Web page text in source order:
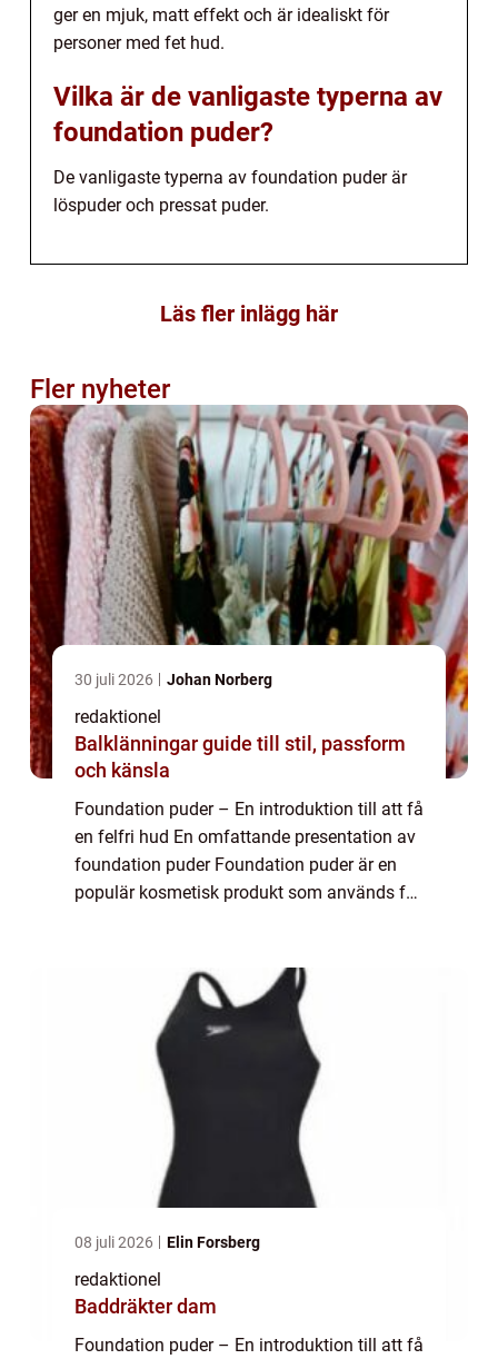
ger en mjuk, matt effekt och är idealiskt för
personer med fet hud.
Vilka är de vanligaste typerna av
foundation puder?
De vanligaste typerna av foundation puder är
löspuder och pressat puder.
Läs fler inlägg här
Fler nyheter
30 juli 2026 Johan Norberg
redaktionel
Balklänningar guide till stil, passform
och känsla
Foundation puder – En introduktion till att få
en felfri hud En omfattande presentation av
foundation puder Foundation puder är en
populär kosmetisk produkt som används för
08 juli 2026 Elin Forsberg
redaktionel
Baddräkter dam
Foundation puder – En introduktion till att få